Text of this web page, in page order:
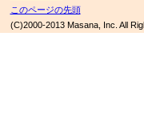
このページの先頭
(C)2000-2013 Masana, Inc. All